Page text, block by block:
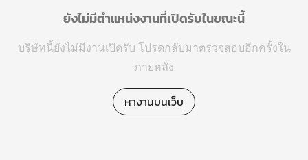
ยังไม่มีตำแหน่งงานที่เปิดรับในขณะนี้
บริษัทนี้ยังไม่มีงานเปิดรับ โปรดกลับมาตรวจสอบอีกครั้งใน
ภายหลัง
หางานบนเว็บ